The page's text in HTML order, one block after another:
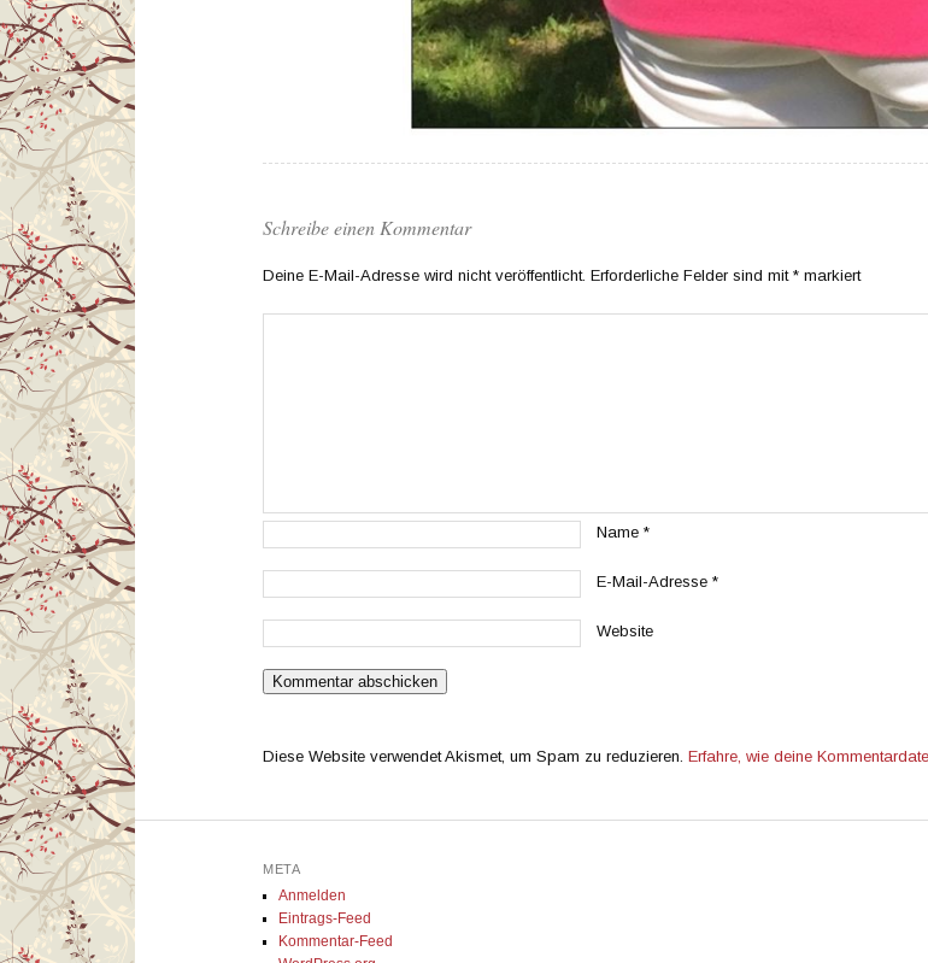
Schreibe einen Kommentar
Deine E-Mail-Adresse wird nicht veröffentlicht. Erforderliche Felder sind mit * markiert
Name *
E-Mail-Adresse *
Website
Diese Website verwendet Akismet, um Spam zu reduzieren. Erfahre, wie deine
META
Anmelden
Eintrags-Feed
Kommentar-Feed